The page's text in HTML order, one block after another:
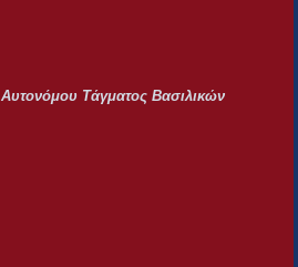
Αυτονόμου Τάγματος Βασιλικών